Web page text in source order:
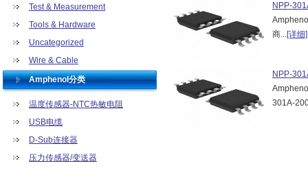
Test & Measurement
Tools & Hardware
Uncategorized
Wire & Cable
Amphenol分类
温度传感器-NTC热敏电阻
USB电缆
D-Sub连接器
压力传感器/变送器
NPP-
商...[详细]
NPP-
301A-